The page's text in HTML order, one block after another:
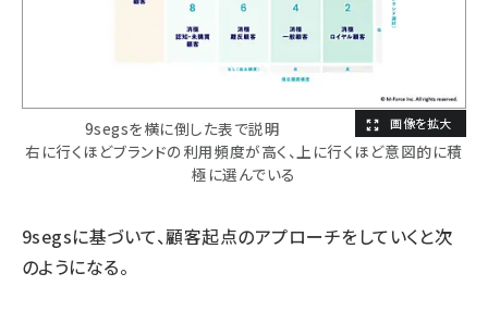
9segsを横に倒した表で説明
右に行くほどブランドの利用頻度が高く、上に行くほど意図的に積
極に選んでいる
9segsに基づいて、顧客起点のアプローチをしていくと次
のようになる。